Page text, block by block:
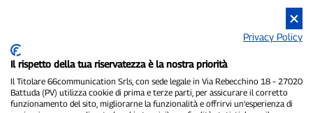
Privacy Policy
Il rispetto della tua riservatezza è la nostra priorità
Il Titolare 66communication Srls, con sede legale in Via Rebecchino 18 – 27020
Battuda (PV) utilizza cookie di prima e terze parti, per assicurare il corretto
funzionamento del sito, migliorarne la funzionalità e offrirvi un’esperienza di